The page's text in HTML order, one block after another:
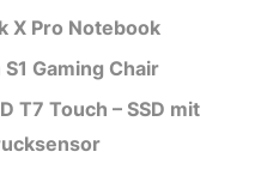
X Pro Notebook
Gaming Chair
T7 Touch – SSD mit